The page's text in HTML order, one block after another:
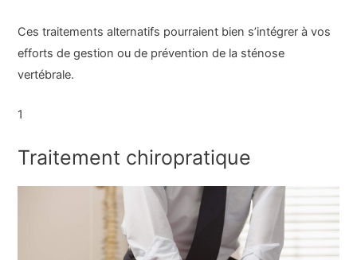
Ces traitements alternatifs pourraient bien s’intégrer à vos
efforts de gestion ou de prévention de la sténose
vertébrale.
1
Traitement chiropratique